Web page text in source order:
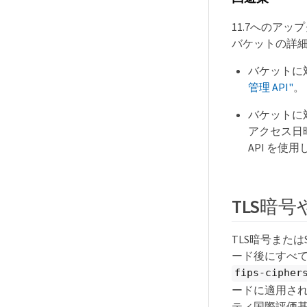
11.7へのアッ
バケットの詳
バケットに
管理 API"。
バケットに
アクセス日
API を使用
TLS暗
TLS暗号また
ード後にすべ
fips-
ードに適用さ